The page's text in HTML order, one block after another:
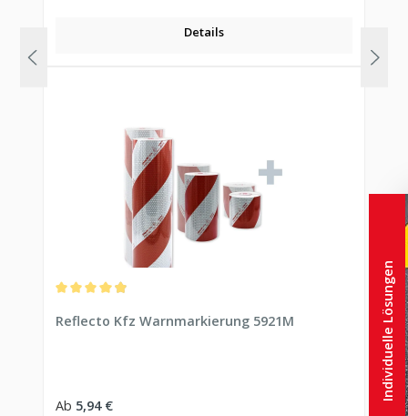
Details
Reflecto Kfz Warnmarkierung 5921M
Regulärer Preis:
Ab 5,94 €
Individuelle Lösungen